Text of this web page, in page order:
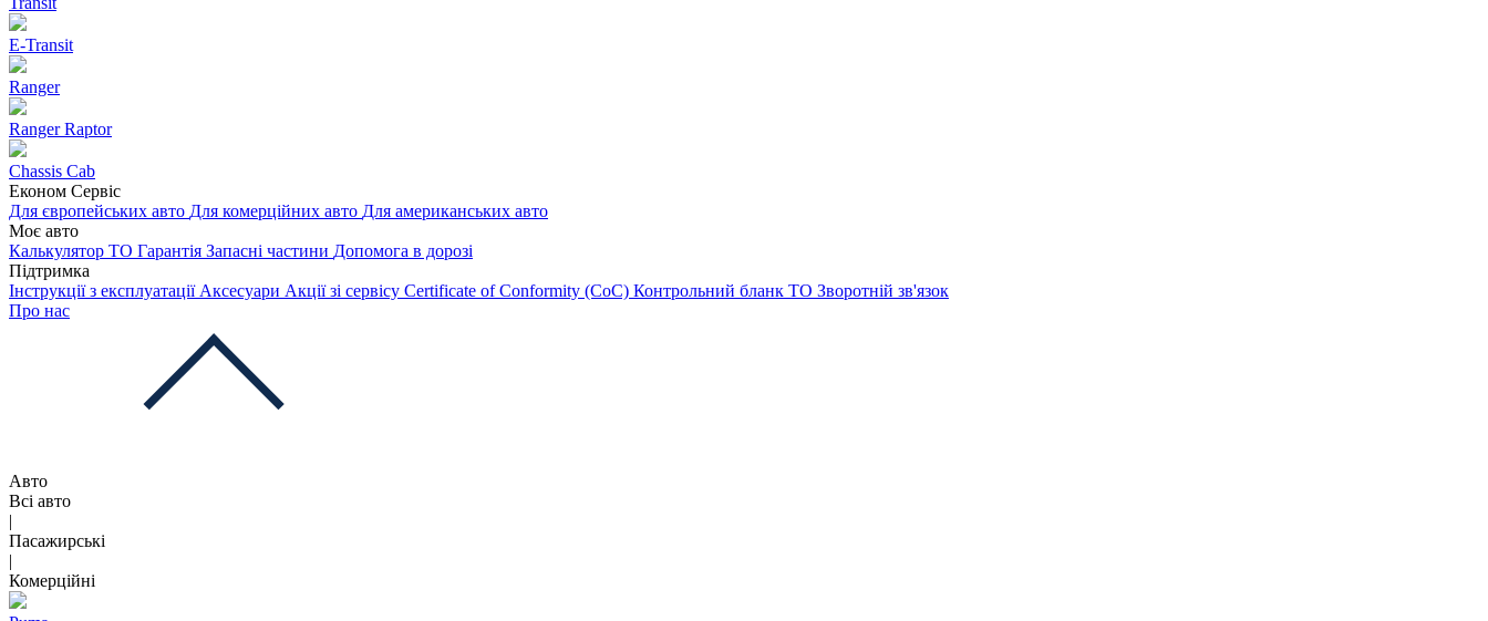
E-Transit
Ranger
Ranger Raptor
Chassis Cab
Економ Сервіс
Для європейських авто Для комерційних авто Для американських авто
Моє авто
Калькулятор ТО Гарантія Запасні частини Допомога в дорозі
Підтримка
Інструкції з експлуатації Аксесуари Акції зі сервісу Certificate of Conformity (CoC) Контрольний бланк ТО Зворотній зв'язок
Про нас
Авто
Всі авто
|
Пасажирські
|
Комерційні